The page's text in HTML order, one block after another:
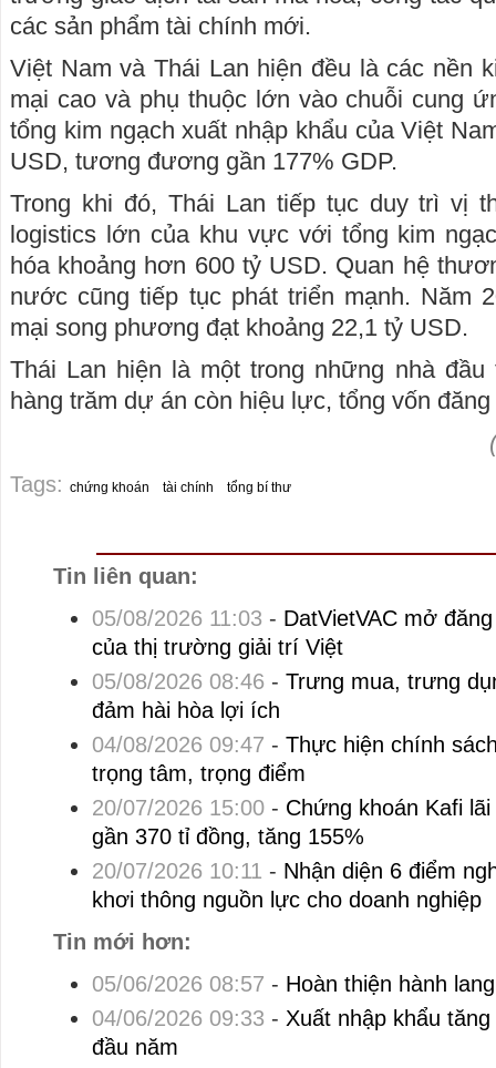
các sản phẩm tài chính mới.
Việt Nam và Thái Lan hiện đều là các nền
mại cao và phụ thuộc lớn vào chuỗi cung
tổng kim ngạch xuất nhập khẩu của Việt
USD, tương đương gần 177% GDP.
Trong khi đó, Thái Lan tiếp tục duy trì vị
logistics lớn của khu vực với tổng kim
hóa khoảng hơn 600 tỷ USD. Quan hệ
nước cũng tiếp tục phát triển mạnh. Năm
mại song phương đạt khoảng 22,1 tỷ USD.
Thái Lan hiện là một trong những nhà
hàng trăm dự án còn hiệu lực, tổng vốn
Tags: chứng khoán tài chính tổng bí thư
Tin liên quan:
05/08/2026 11:03 - DatVietVAC mở
của thị trường giải trí Việt
05/08/2026 08:46 - Trưng mua, trưng
đảm hài hòa lợi ích
04/08/2026 09:47 - Thực hiện chính
trọng tâm, trọng điểm
20/07/2026 15:00- Chứng khoán Kafi
gần 370 tỉ đồng, tăng 155%
20/07/2026 10:11 - Nhận diện 6 điểm
khơi thông nguồn lực cho doanh nghiệp
Tin mới hơn:
05/06/2026 08:57 - Hoàn thiện hành
04/06/2026 09:33 - Xuất nhập khẩu
đầu năm